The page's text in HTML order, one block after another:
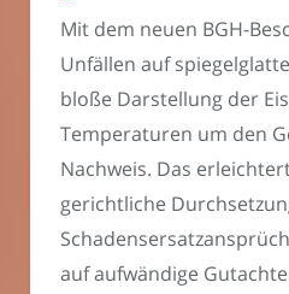
Mit dem neuen BGH-
Unfällen auf
bloße Darstellung der
Temperaturen um den
Nachweis. Das
gerichtliche
auf aufwändige